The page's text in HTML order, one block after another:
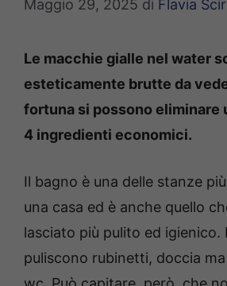
Maggio 29, 2025 di Flavia
Le macchie gialle nel water
esteticamente brutte da
fortuna si possono eliminare
4 ingredienti economici.
Il bagno è una delle stanze
una casa ed è anche quello
lasciato più pulito ed igienico.
puliscono rubinetti, doccia